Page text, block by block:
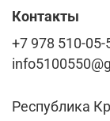
Контакты
+7 978 510-05-
Республика